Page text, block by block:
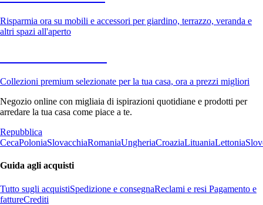
Risparmia ora su mobili e accessori per giardino, terrazzo, veranda e
altri spazi all'aperto
Collezioni premium selezionate per la tua casa, ora a prezzi migliori
Negozio online con migliaia di ispirazioni quotidiane e prodotti per
arredare la tua casa come piace a te.
Repubblica
CecaPoloniaSlovacchiaRomaniaUngheriaCroaziaLituaniaLettonia
Guida agli acquisti
Tutto sugli acquistiSpedizione e consegnaReclami e resi Pagamento e
fattureCrediti